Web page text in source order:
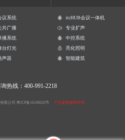
议系统
itcHUB会议一体机
共广播
专业扩声
播系统
中控系统
台灯光
亮化照明
声器
智能建筑
询热线：400-991-2218
限公司 粤ICP备16106620号 产品参数解释声明